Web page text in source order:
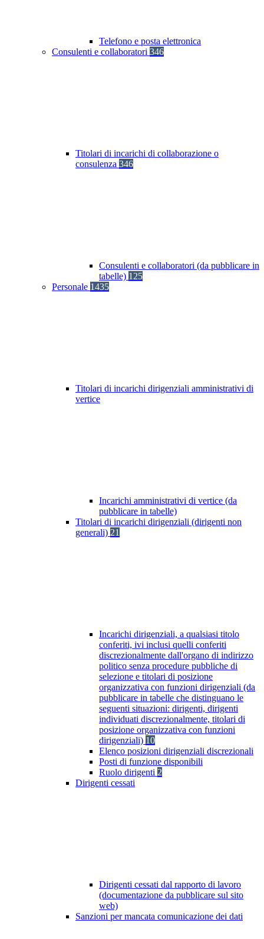
Telefono e posta elettronica
Consulenti e collaboratori 346
Titolari di incarichi di collaborazione o
consulenza 346
Consulenti e collaboratori (da pubblicare in
tabelle) 125
Personale 1435
Titolari di incarichi dirigenziali amministrativi di
vertice
Incarichi amministrativi di vertice (da
pubblicare in tabelle)
Titolari di incarichi dirigenziali (dirigenti non
generali) 21
Incarichi dirigenziali, a qualsiasi titolo
conferiti, ivi inclusi quelli conferiti
discrezionalmente dall'organo di indirizzo
politico senza procedure pubbliche di
selezione e titolari di posizione
organizzativa con funzioni dirigenziali (da
pubblicare in tabelle che distinguano le
seguenti situazioni: dirigenti, dirigenti
individuati discrezionalmente, titolari di
posizione organizzativa con funzioni
dirigenziali) 10
Elenco posizioni dirigenziali discrezionali
Posti di funzione disponibili
Ruolo dirigenti 2
Dirigenti cessati
Dirigenti cessati dal rapporto di lavoro
(documentazione da pubblicare sul sito
web)
Sanzioni per mancata comunicazione dei dati